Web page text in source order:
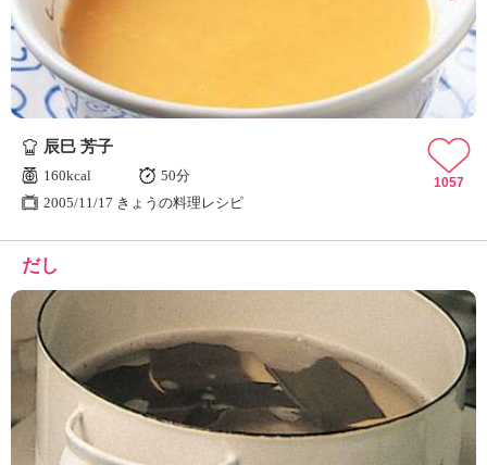
辰巳 芳子
160kcal
50分
2005/11/17 きょうの料理レシピ
1057
だし